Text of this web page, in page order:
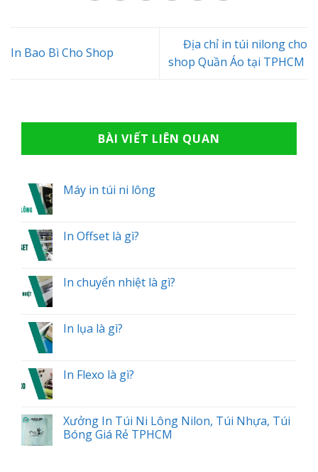
In Bao Bì Cho Shop
Địa chỉ in túi nilong cho
shop Quần Áo tại TPHCM
BÀI VIẾT LIÊN QUAN
Máy in túi ni lông
In Offset là gì?
In chuyển nhiệt là gì?
In lụa là gì?
In Flexo là gì?
Xưởng In Túi Ni Lông Nilon, Túi Nhựa, Túi
Bóng Giá Rẻ TPHCM